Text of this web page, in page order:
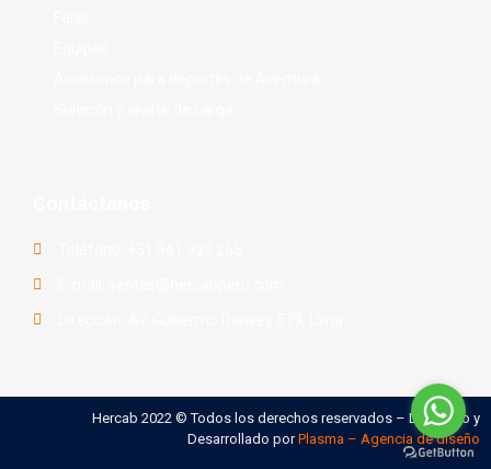
Hercab 2022 © Todos los derechos reservados – Diseñado y
Desarrollado porPlasma – Agencia de diseño